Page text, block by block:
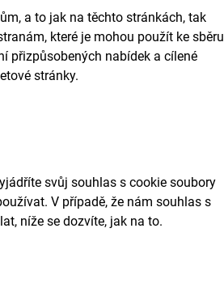
a to jak na těchto stránkách, tak
které je mohou použít ke sběru
přizpůsobených nabídek a cílené
stránky.
svůj souhlas s cookie soubory
V případě, že nám souhlas s
níže se dozvíte, jak na to.